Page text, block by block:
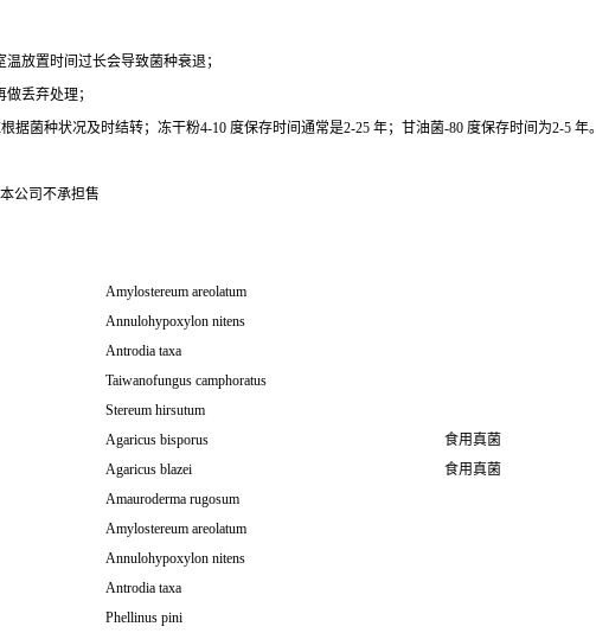
放置时间过长会导致菌种衰退；
丢弃处理；
据菌种状况及时结转；冻干粉4-10 度保存时间通常是2-25 年；甘油菌-80 度保存时间为2-5 年。
公司不承担售
Amylostereum areolatum
Annulohypoxylon nitens
Antrodia taxa
Taiwanofungus camphoratus
Stereum hirsutum
Agaricus bisporus
食用真菌
Agaricus blazei
食用真菌
Amauroderma rugosum
Amylostereum areolatum
Annulohypoxylon nitens
Antrodia taxa
Phellinus pini